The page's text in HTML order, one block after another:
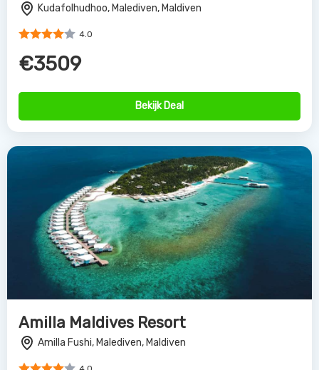
Kudafolhudhoo, Malediven, Maldiven
4.0
€3509
Bekijk Deal
Amilla Maldives Resort
Amilla Fushi, Malediven, Maldiven